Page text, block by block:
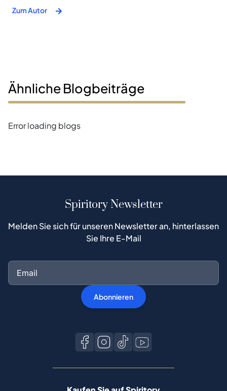
Zum Autor
Ähnliche Blogbeiträge
Error loading blogs
Spiritory Newsletter
Melden Sie sich für unseren Newsletter an, hinterlassen
Sie Ihre E-Mail
Abonnieren